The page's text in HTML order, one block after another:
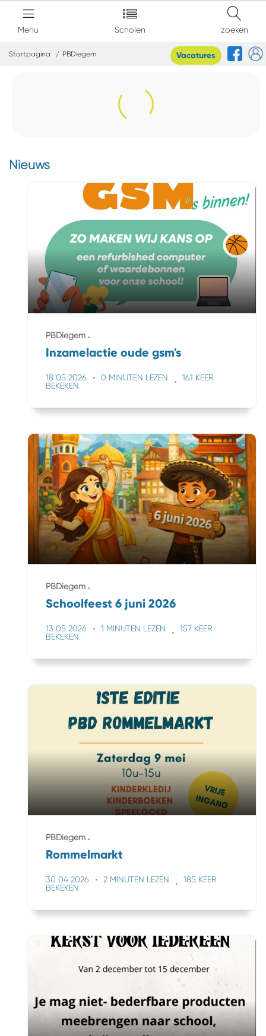
Menu Scholen zoeken
Startpagina PBDiegem Vacatures
Nieuws
PBDiegem
Inzamelactie oude gsm's
18 05 2026 0 MINUTEN LEZEN
161 KEER
BEKEKEN
PBDiegem
Schoolfeest 6 juni 2026
13 05 2026 1 MINUTEN LEZEN
157 KEER
BEKEKEN
PBDiegem
Rommelmarkt
30 04 2026 2 MINUTEN LEZEN
185 KEER
BEKEKEN